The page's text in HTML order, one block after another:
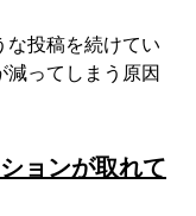
な投稿を続けてい
減ってしまう原因
ョンが取れて